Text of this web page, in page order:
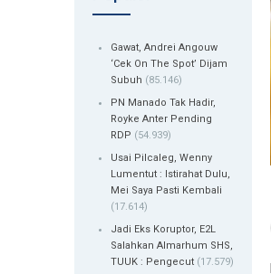
Gawat, Andrei Angouw
‘Cek On The Spot’ Dijam
Subuh (85.146)
PN Manado Tak Hadir,
Royke Anter Pending
RDP (54.939)
Usai Pilcaleg, Wenny
Lumentut : Istirahat Dulu,
Mei Saya Pasti Kembali
(17.614)
Jadi Eks Koruptor, E2L
Salahkan Almarhum SHS,
TUUK : Pengecut (17.579)